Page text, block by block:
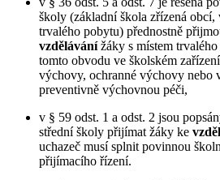
školy (základní škola zřízená obcí,
trvalého pobytu) přednostně
vzdělávánížáky s místem
tomto obvodu ve školském
výchovy, ochranné výchovy nebo
preventivně výchovnou péči,
v § 59 odst. 1 a odst. 2 jsou
střední školy přijímat žáky ke
uchazeč musí splnit povinnou
přijímacího řízení.